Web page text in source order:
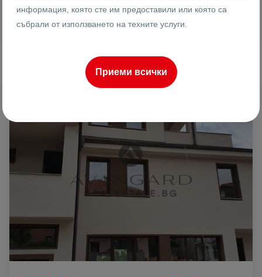
Иван Анадъмски
Брокер
информация, която сте им предоставили или която са
събрали от използването на техните услуги.
Приеми всички